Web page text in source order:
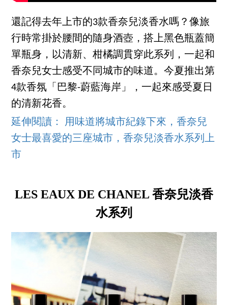
還記得去年上市的3款香奈兒淡香水嗎？像旅
行時常掛於腰間的隨身酒壺，搭上黑色瓶蓋簡
單瓶身，以清新、柑橘調貫穿此系列，一起和
香奈兒女士感受不同城市的味道。今夏推出第
4款香氛「巴黎-蔚藍海岸」，一起來感受夏日
的清新花香。
延伸閱讀： 用味道將城市紀錄下來，香奈兒
女士最喜愛的三座城市，香奈兒淡香水系列上
市
LES EAUX DE CHANEL 香奈兒淡香
水系列